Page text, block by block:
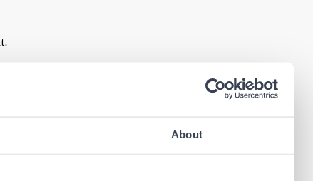
About
en al jaren door duizenden